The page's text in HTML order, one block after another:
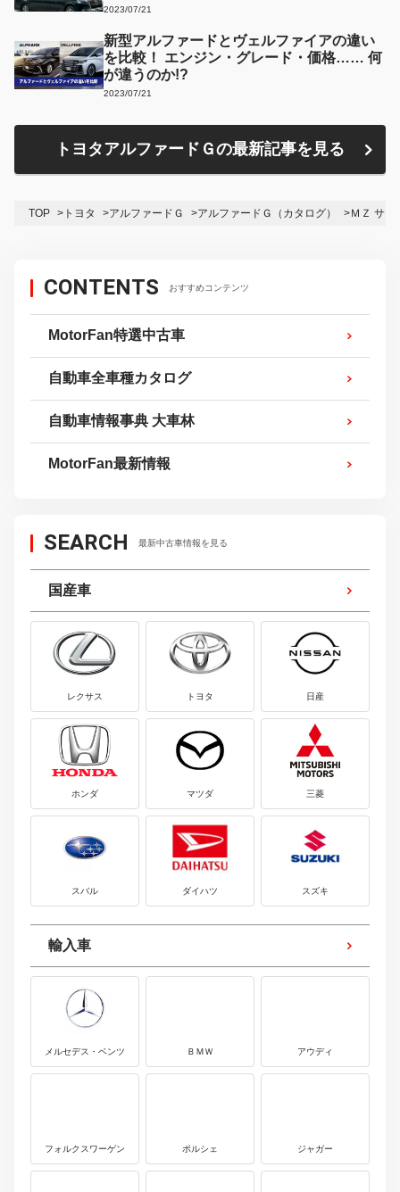
2023/07/21
新型アルファードとヴェルファイアの違い
を比較！ エンジン・グレード・価格…… 何
が違うのか!?
2023/07/21
トヨタアルファードＧの最新記事を見る
TOP トヨタ アルファードＧ アルファードＧ（カタログ） ＭＺ サイ
CONTENTS おすすめコンテンツ
MotorFan特選中古車
自動車全車種カタログ
自動車情報事典 大車林
MotorFan最新情報
SEARCH 最新中古車情報を見る
国産車
レクサス トヨタ 日産
ホンダ マツダ 三菱
スバル ダイハツ スズキ
輸入車
メルセデス・ベンツ ＢＭＷ アウディ
フォルクスワーゲン ポルシェ ジャガー